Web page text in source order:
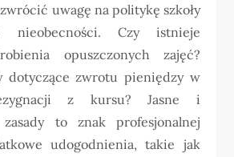
uwagę na politykę szkoły
nieobecności. Czy istnieje
opuszczonych zajęć?
dotyczące zwrotu pieniędzy w
z kursu? Jasne i
to znak profesjonalnej
udogodnienia, takie jak